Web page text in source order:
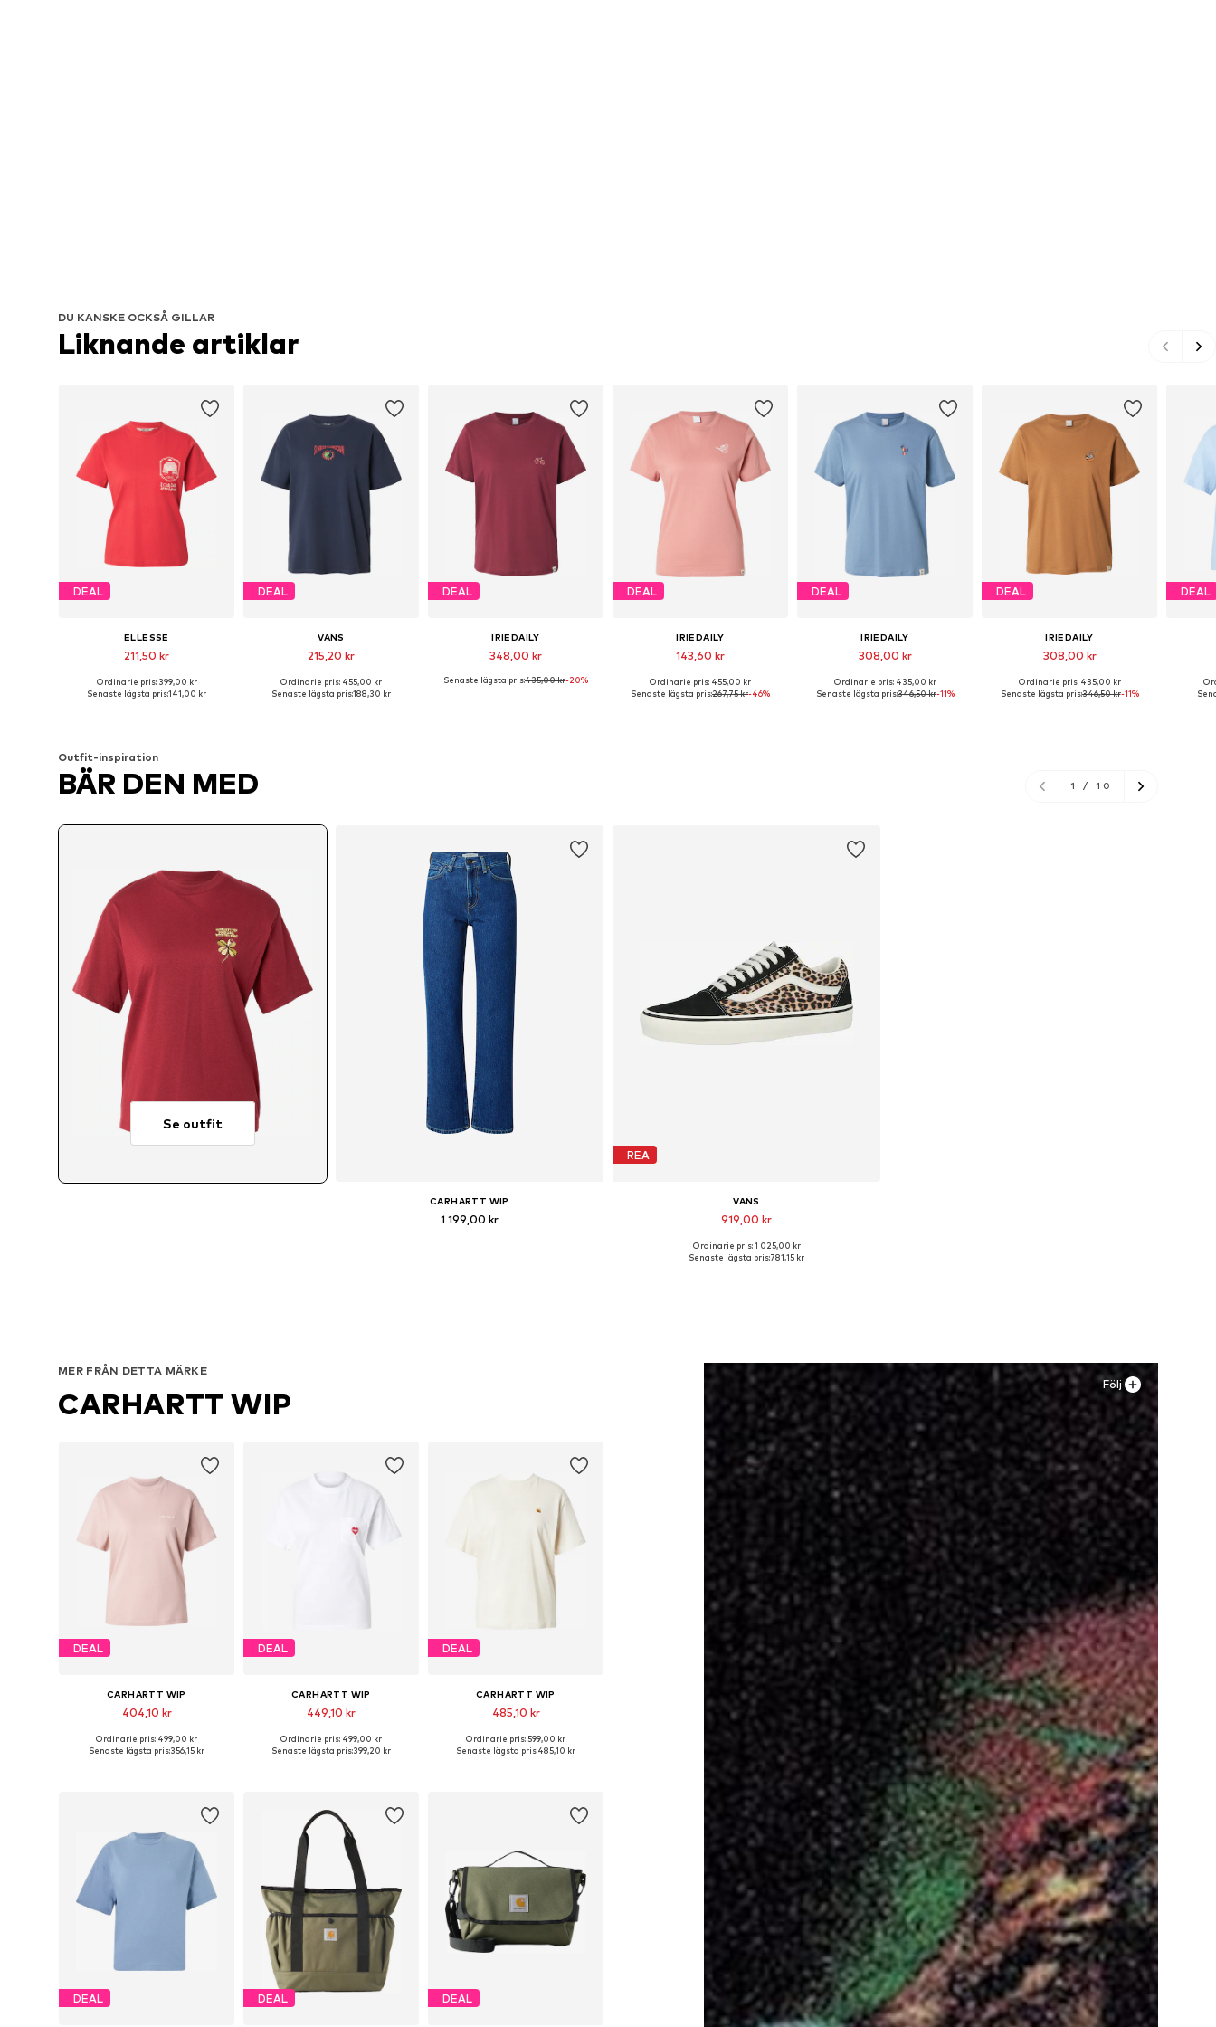
DU KANSKE OCKSÅ GILLAR
Liknande artiklar
DEAL
ELLESSE
211,50 kr
Ordinarie pris: 399,00 kr
Senaste lägsta pris:141,00 kr
DEAL
VANS
215,20 kr
Tillgängliga storlekar: S, M, L
Ordinarie pris: 455,00 kr
Senaste lägsta pris:188,30 kr
DEAL
IRIEDAILY
348,00 kr
Senaste lägsta pris:435,00 kr-20%
DEAL
IRIEDAILY
143,60 kr
Tillgängliga storlekar: XS, M, L
Ordinarie pris: 455,00 kr
Senaste lägsta pris:267,75 kr-46%
DEAL
IRIEDAILY
308,00 kr
Tillgängliga storlekar: XS, S, M, L
Ordinarie pris: 435,00 kr
Senaste lägsta pris:346,50 kr-11%
DEAL
IRIEDAILY
308,00 kr
Ordinarie pris: 435,00 kr
Senaste lägsta pris:346,50 kr-11%
DEAL
Outfit-inspiration
BÄR DEN MED 1 / 10
Se outfit
CARHARTT WIP
1 199,00 kr
REA
VANS
919,00 kr
Tillgängliga storlekar: 36, 36,5, 37, 38, 39
Ordinarie pris: 1 025,00 kr
Senaste lägsta pris:781,15 kr
Följ
MER FRÅN DETTA MÄRKE
CARHARTT WIP
DEAL
CARHARTT WIP
404,10 kr
Tillgängliga storlekar: XS, S, M
Ordinarie pris: 499,00 kr
Senaste lägsta pris:356,15 kr
DEAL
CARHARTT WIP
449,10 kr
Tillgängliga storlekar: M
Ordinarie pris: 499,00 kr
Senaste lägsta pris:399,20 kr
DEAL
CARHARTT WIP
485,10 kr
Tillgängliga storlekar: XS, M
Ordinarie pris: 599,00 kr
Senaste lägsta pris:485,10 kr
DEAL DEAL DEAL